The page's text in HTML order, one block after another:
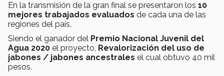
En la transmisión de la gran final se presentaron los 10
mejores trabajados evaluados de cada una de las
regiones del país.
Siendo el ganador del Premio Nacional Juvenil del
Agua 2020 el proyecto, Revalorización del uso de
jabones / jabones ancestrales el cual obtuvo 40 mil
pesos.